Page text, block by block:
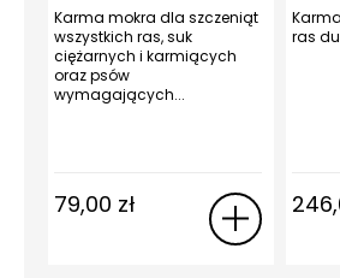
Karma mokra dla szczeniąt
wszystkich ras, suk
ciężarnych i karmiących
oraz psów
wymagających...
79,00 zł
ras